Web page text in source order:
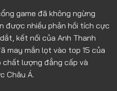
game đã không ngừng
được nhiều phản hồi tích cực
kết nối của Anh Thanh
may mắn lọt vào top 15 của
lượng đẳng cấp và
Châu Á.